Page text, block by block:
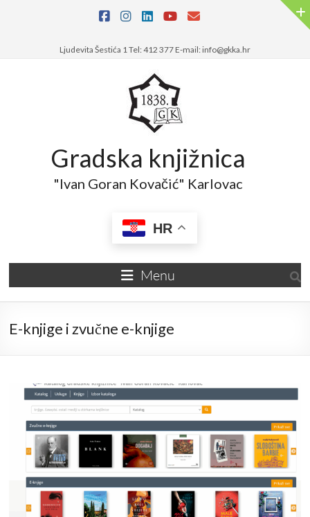
Ljudevita Šestića 1 Tel: 412 377 E-mail: info@gkka.hr
Gradska knjižnica
"Ivan Goran Kovačić" Karlovac
HR
Menu
E-knjige i zvučne e-knjige